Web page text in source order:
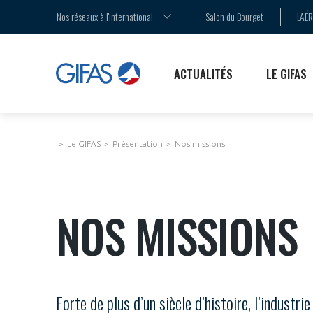
Nos réseaux à l'international Salon du Bourget
COMMUNIQUÉS DE PRESSE
LE SALON DU BOURGET
LES PUBLICATIONS
ACTUALITÉS LE GIFAS
Le GIFAS Présentation Nos missions
NOS MISSIONS
Forte de plus d’un siècle d’histoire,